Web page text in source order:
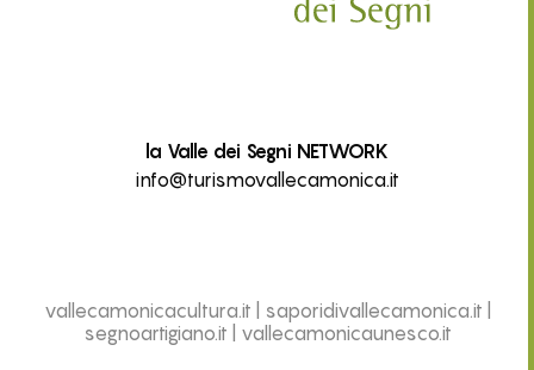
la Valle dei Segni NETWORK
info@turismovallecamonica.it
vallecamonicacultura.it saporidivallecamonica.it
segnoartigiano.it
vallecamonicaunesco.it